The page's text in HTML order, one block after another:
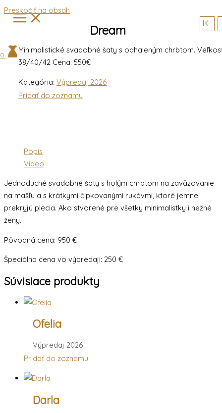
Preskočiť na obsah
0
Dream
Minimalistické svadobné šaty s odhaleným chrbtom.
38/40/42 Cena: 550€
Kategória:Výpredaj 2026
Pridať do zoznamu
Popis
Video
Jednoduché svadobné šaty s holým chrbtom na zaväzovanie
na mašľu a s krátkymi čipkovanými rukávmi, ktoré jemne
prekryjú plecia. Ako stvorené pre všetky minimalistky i nežné
ženy.
Pôvodná cena: 950 €
Špeciálna cena vo výpredaji: 250 €
Súvisiace produkty
Ofelia
Výpredaj 2026
Pridať do zoznamu
Darla